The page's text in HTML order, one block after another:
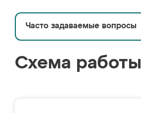
Часто задаваемые вопросы
Схема работы